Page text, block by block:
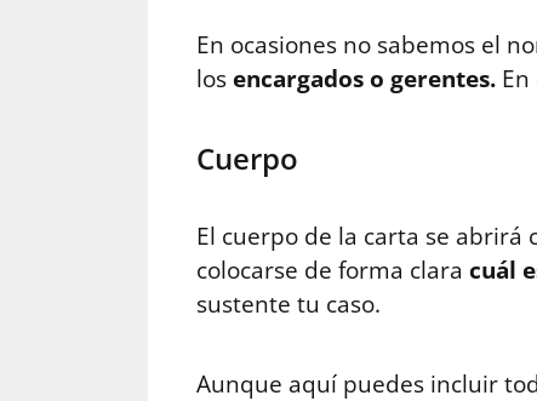
En ocasiones no sabemos el
los encargados o gerentes.
Cuerpo
El cuerpo de la carta se
colocarse de forma clara cuál
sustente tu caso.
Aunque aquí puedes incluir